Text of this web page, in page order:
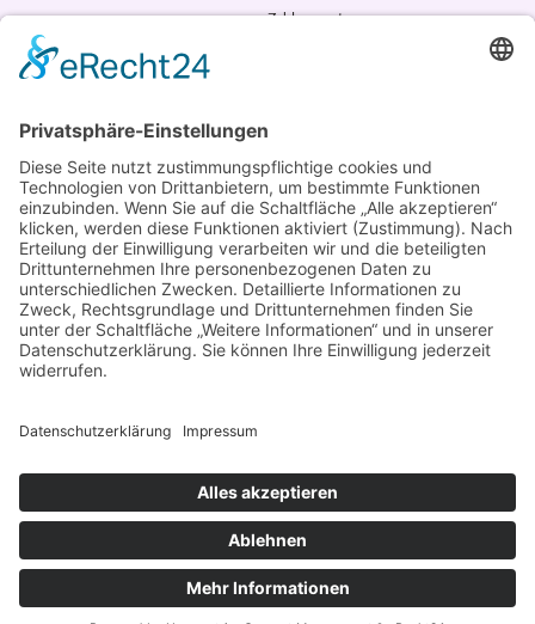
Zahlungsarten
Randstr. 28
47804 Krefeld
+49 176 58266120
+49 176 58266120
+48 609 953 066
info@kotarek.com
Verpackungsregister LUCID: DE2926643562464